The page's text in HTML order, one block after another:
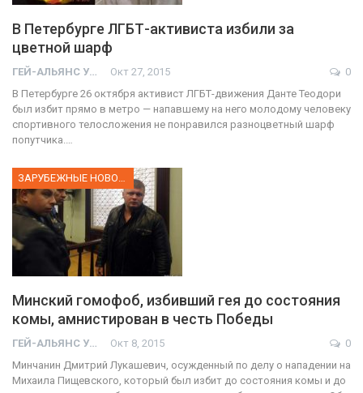
В Петербурге ЛГБТ-активиста избили за
цветной шарф
ГЕЙ-АЛЬЯНС УКРАИНА Окт 27, 2015
0
В Петербурге 26 октября активист ЛГБТ-движения Данте Теодори
был избит прямо в метро — напавшему на него молодому человеку
спортивного телосложения не понравился разноцветный шарф
попутчика.…
Минский гомофоб, избивший гея до состояния
комы, амнистирован в честь Победы
ГЕЙ-АЛЬЯНС УКРАИНА Окт 8, 2015
0
Минчанин Дмитрий Лукашевич, осужденный по делу о нападении на
Михаила Пищевского, который был избит до состояния комы и до